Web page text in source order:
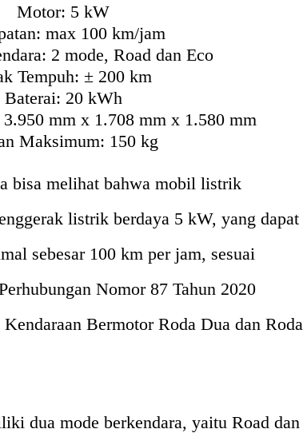
Motor: 5 kW
max 100 km/jam
2 mode, Road dan Eco
Tempuh: ± 200 km
Baterai: 20 kWh
mm x 1.708 mm x 1.580 mm
Maksimum: 150 kg
bisa melihat bahwa mobil listrik
listrik berdaya 5 kW, yang dapat
sebesar 100 km per jam, sesuai
Nomor 87 Tahun 2020
Bermotor Roda Dua dan Roda
dua mode berkendara, yaitu Road dan